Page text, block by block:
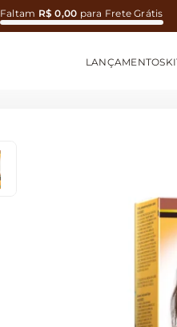
Faltam R$ 0,00 para Frete Grátis
LANÇAMENTOS